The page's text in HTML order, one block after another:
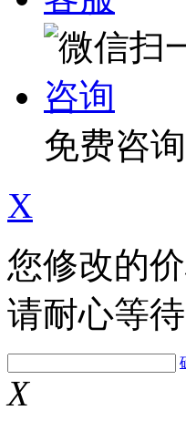
咨询
免费咨询
X
您修改的
请耐心等待
X